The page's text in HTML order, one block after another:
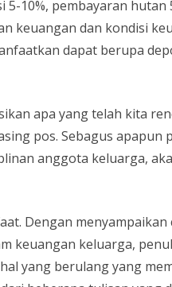
5-10%, pembayaran
keuangan dan kondisi
dapat berupa
apa yang telah kita
pos. Sebagus apapun
anggota keluarga,
Dengan
keuangan keluarga,
yang berulang yang